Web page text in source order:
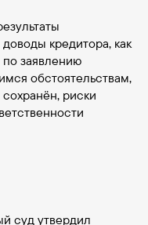
кредитора, как
заявлению
обстоятельствам,
риски
суд утвердил